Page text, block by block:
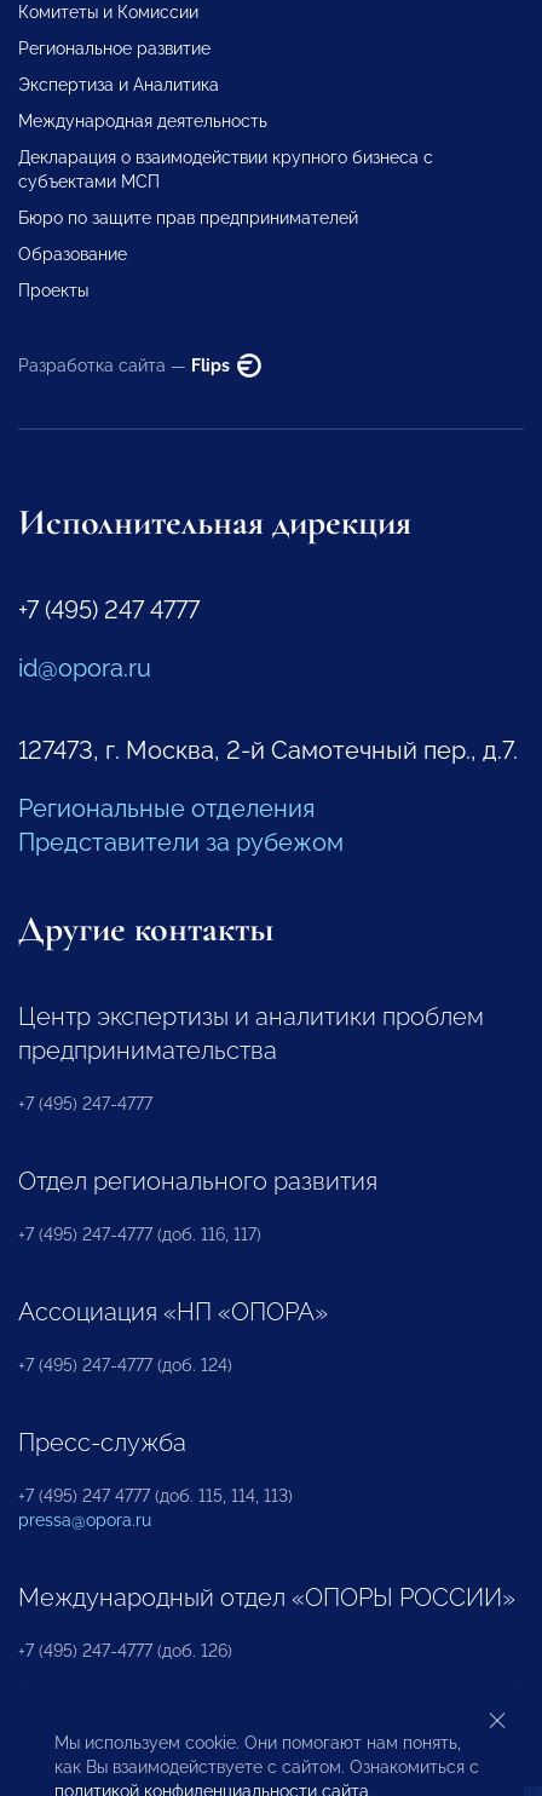
Комитеты и Комиссии
Региональное развитие
Экспертиза и Аналитика
Международная деятельность
Декларация о взаимодействии крупного бизнеса с
субъектами МСП
Бюро по защите прав предпринимателей
Образование
Проекты
Разработка сайта — Flips
Исполнительная дирекция
+7 (495) 247 4777
id@opora.ru
127473, г. Москва, 2-й Самотечный пер., д.7.
Региональные отделения
Представители за рубежом
Другие контакты
Центр экспертизы и аналитики проблем
предпринимательства
+7 (495) 247-4777
Отдел регионального развития
+7 (495) 247-4777 (доб. 116, 117)
Ассоциация «НП «ОПОРА»
+7 (495) 247-4777 (доб. 124)
Пресс-служба
+7 (495) 247 4777 (доб. 115, 114, 113)
pressa@opora.ru
Международный отдел «ОПОРЫ РОССИИ»
+7 (495) 247-4777 (доб. 126)
Бюро по защите прав предпринимателей и
инвесторов
Мы используем cookie. Они помогают нам понять,
как Вы взаимодействуете с сайтом. Ознакомиться с
политикой конфиденциальности сайта.